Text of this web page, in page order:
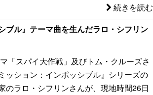
続きを読む
ブル』テーマ曲を生んだラロ・シフリン
「スパイ大作戦」及びトム・クルーズさ
ッション：インポッシブル』シリーズの
のラロ・シフリンさんが、現地時間26日